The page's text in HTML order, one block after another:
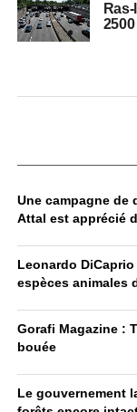
Une campagne de
Attal est apprécié
Leonardo
espèces animales
Gorafi Magazine :
bouée
Le gouvernement